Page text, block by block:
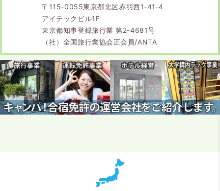
〒115-0055東京都北区赤羽西1-41-4
アイテックビル1F
東京都知事登録旅行業 第2-4681号
（社）全国旅行業協会正会員/ANTA